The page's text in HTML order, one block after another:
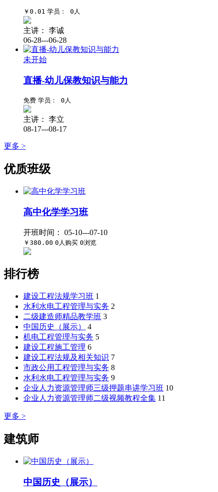
￥0.01 学员： 0人
主讲：
李诚
06-28---06-28
未开始
直播-幼儿保教知识与能力
免费 学员： 0人
主讲：
李立
08-17---08-17
更多 >
优质班级
高中化学学习班
开班时间： 05-10---07-10
￥380.00 0人购买 0浏览
排行榜
建设工程法规学习班 1
水利水电工程管理与实务 2
二级建造师精品教学班 3
中国历史（展示）
4
机电工程管理与实务 5
建设工程施工管理 6
建设工程法规及相关知识 7
市政公用工程管理与实务 8
水利水电工程管理与实务 9
企业人力资源管理师三级押题串讲学习班 10
企业人力资源管理师二级视频教程全集 11
更多 >
建筑师
中国历史（展示）